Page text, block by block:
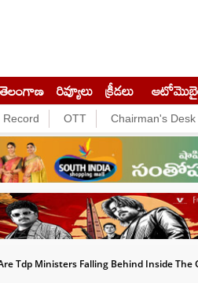
తెలంగాణ రివ్యూలు క్రీడలు
OTT Chairman's Desk
Tdp Ministers Falling Behind Inside The